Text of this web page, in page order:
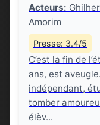
Acteurs:
Amorim
Presse: 3.4/5
C’est la fin de
ans, est
indépendant,
tomber
élèv...